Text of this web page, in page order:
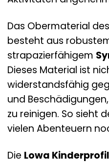
Das Obermaterial des
besteht aus
strapazierfähigem
Dieses Material ist
widerstandsfähig
und
zu reinigen. So sieht
vielen Abenteuern
Die Lowa